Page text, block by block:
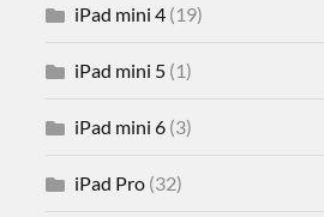
iPad mini 4 (19)
iPad mini 5 (1)
iPad mini 6 (3)
iPad Pro (32)